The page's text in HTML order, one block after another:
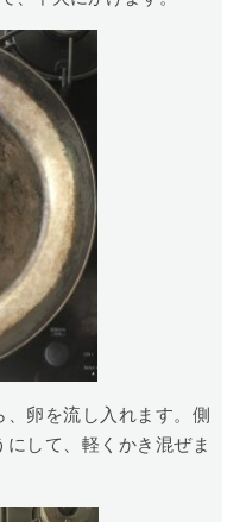
卵を流し入れます。側
して、軽くかき混ぜま